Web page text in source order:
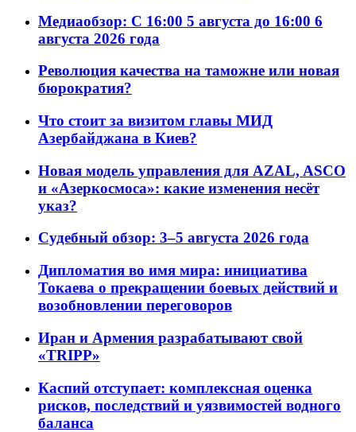
Медиаобзор: С 16:00 5 августа до 16:00 6
августа 2026 года
Революция качества на таможне или новая
бюрократия?
Что стоит за визитом главы МИД
Азербайджана в Киев?
Новая модель управления для AZAL, ASCO
и «Азеркосмоса»: какие изменения несёт
указ?
Судебный обзор: 3–5 августа 2026 года
Дипломатия во имя мира: инициатива
Токаева о прекращении боевых действий и
возобновлении переговоров
Иран и Армения разрабатывают свой
«TRIPP»
Каспий отступает: комплексная оценка
рисков, последствий и уязвимостей водного
баланса